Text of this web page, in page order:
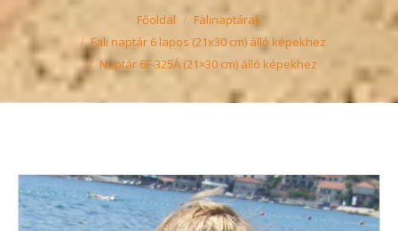
You are here: Főoldal
Falinaptárak
Fali naptár 6 lapos (21x30 cm) álló képekhez
Naptár 6F-325Á (21×30 cm) álló képekhez